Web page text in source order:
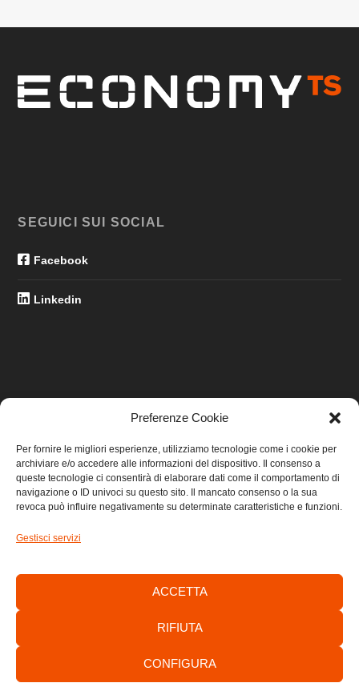
Preferenze Cookie
Per fornire le migliori esperienze, utilizziamo tecnologie come i cookie per
archiviare e/o accedere alle informazioni del dispositivo. Il consenso a
queste tecnologie ci consentirà di elaborare dati come il comportamento di
navigazione o ID univoci su questo sito. Il mancato consenso o la sua
revoca può influire negativamente su determinate caratteristiche e funzioni.
Gestisci servizi
ACCETTA
RIFIUTA
CONFIGURA
SEGUICI SUI SOCIAL
Facebook
Linkedin
Home
Privacy